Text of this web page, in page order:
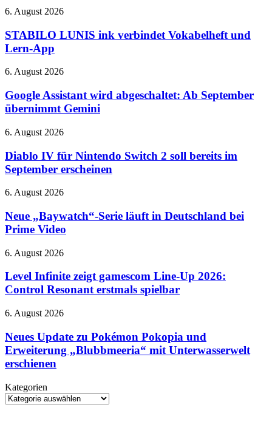
Netflix
und
Grad-
Hotend
STABILO
ink
verbindet
Vokabelheft
Lern-
6. August 2026
STABILO LUNIS ink verbindet Vokabelheft und
Lern-App
Google
wird
abgeschaltet:
Ab
übernimmt
6. August 2026
Google Assistant wird abgeschaltet: Ab September
übernimmt Gemini
Diablo
für
Nintendo
Switch
soll
im
September
6. August 2026
Diablo IV für Nintendo Switch 2 soll bereits im
September erscheinen
Neue
Serie
läuft
in
bei
Video
6. August 2026
Neue „Baywatch“-Serie läuft in Deutschland bei
Prime Video
Level
zeigt
gamescom
Line-
2026:
Resonant
erstmals
spielbar
6. August 2026
Level Infinite zeigt gamescom Line-Up 2026:
Control Resonant erstmals spielbar
Neues
zu
Pokémon
Pokopia
und
„Blubbmeeria“
mit
6. August 2026
Neues Update zu Pokémon Pokopia und
Erweiterung „Blubbmeeria“ mit Unterwasserwelt
erschienen
Kategorien
Kategorien